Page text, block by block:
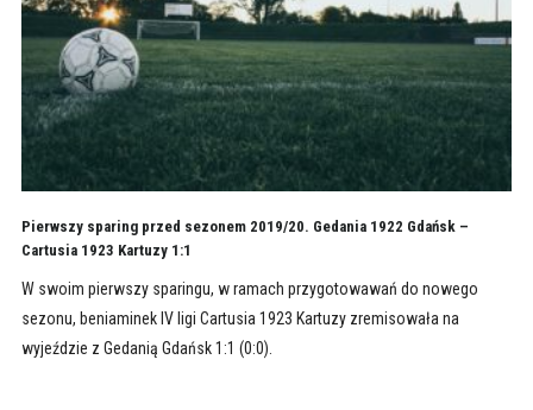
Pierwszy sparing przed sezonem 2019/20. Gedania 1922 Gdańsk –
Cartusia 1923 Kartuzy 1:1
W swoim pierwszy sparingu, w ramach przygotowawań do nowego
sezonu, beniaminek IV ligi Cartusia 1923 Kartuzy zremisowała na
wyjeździe z Gedanią Gdańsk 1:1 (0:0).